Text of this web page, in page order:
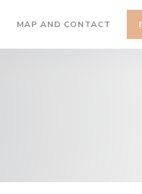
MAP AND CONTACT